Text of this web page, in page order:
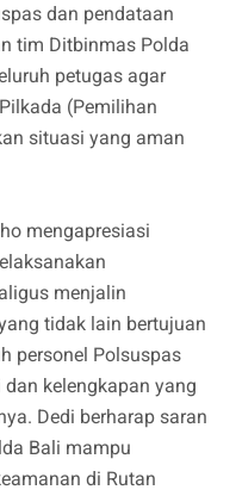
dan pendataan
tim Ditbinmas Polda
petugas agar
(Pemilihan
situasi yang aman
mengapresiasi
menjalin
tidak lain bertujuan
personel Polsuspas
kelengkapan yang
Dedi berharap saran
Bali mampu
di Rutan